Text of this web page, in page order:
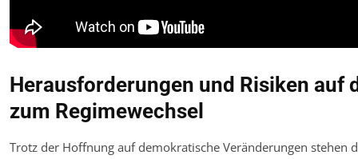
Herausforderungen und Risiken auf
zum Regimewechsel
Trotz der Hoffnung auf demokratische Veränderungen stehen